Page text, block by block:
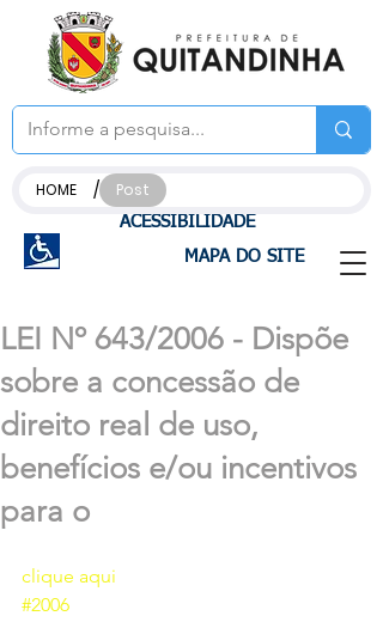
ACESSIBILIDADE
MAPA DO SITE
HOME / Post
LEI Nº 643/2006 - Dispõe
sobre a concessão de
direito real de uso,
benefícios e/ou incentivos
para o
clique aqui
#2006